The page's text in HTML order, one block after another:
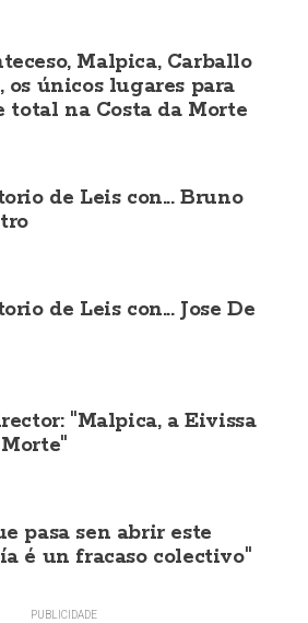
Malpica, Carballo
os únicos lugares para
total na Costa da Morte
de Leis con... Bruno
de Leis con... Jose De
"Malpica, a Eivissa
pasa sen abrir este
é un fracaso colectivo"